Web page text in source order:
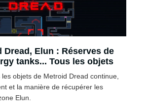
Dread, Elun : Réserves de
tanks... Tous les objets
objets de Metroid Dread continue,
et la manière de récupérer les
Elun.